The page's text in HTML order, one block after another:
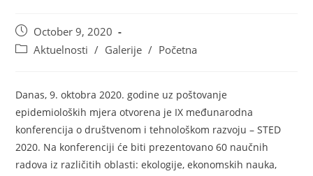
October 9, 2020
Aktuelnosti / Galerije / Početna
Danas, 9. oktobra 2020. godine uz poštovanje
epidemioloških mjera otvorena je IX međunarodna
konferencija o društvenom i tehnološkom razvoju – STED
2020. Na konferenciji će biti prezentovano 60 naučnih
radova iz različitih oblasti: ekologije, ekonomskih nauka,